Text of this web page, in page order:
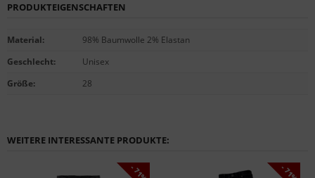
PRODUKTEIGENSCHAFTEN
Material:
98% Baumwolle 2% Elastan
Geschlecht:
Unisex
Größe: 28
WEITERE INTERESSANTE PRODUKTE:
- 71% - 71%